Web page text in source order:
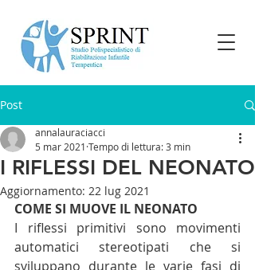
Post
I RIFLESSI DEL NEONATO
annalauraciacci
5 mar 2021 Tempo di lettura: 3 min
Aggiornamento: 22 lug 2021
COME SI MUOVE IL NEONATO
I riflessi primitivi sono movimenti
automatici stereotipati che si
sviluppano durante le varie fasi di